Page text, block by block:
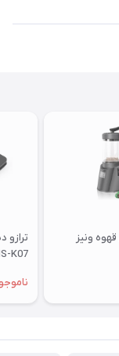
ترازو
K07